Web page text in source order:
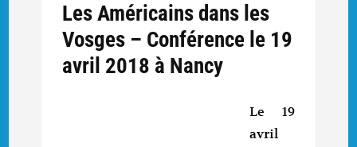
Les Américains dans les
Vosges – Conférence le 19
avril 2018 à Nancy
Le 19
avril